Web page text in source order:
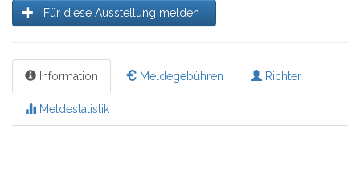
Für diese Ausstellung melden
Information Meldegebühren Richter
Meldestatistik